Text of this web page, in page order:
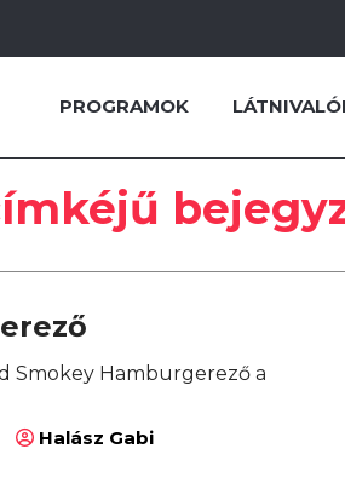
PROGRAMOK
Smokey Hamburgerező a
Halász Gabi